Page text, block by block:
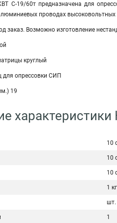
С-19/60т предназначена для
проводах
заказ. Возможно изготовление
круглый
для опрессовки СИП
19
характеристики
10
10
10
1 кг
шт.
1